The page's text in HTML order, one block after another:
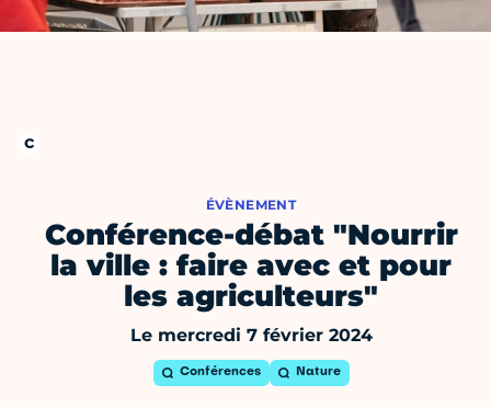
ÉVÈNEMENT
Conférence-débat "Nourrir
la ville : faire avec et pour
les agriculteurs"
Le mercredi 7 février 2024
Conférences Nature